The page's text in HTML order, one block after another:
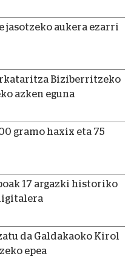
jasotzeko aukera ezarri
Biziberritzeko
azken eguna
gramo haxix eta 75
17 argazki historiko
da Galdakaoko Kirol
epea